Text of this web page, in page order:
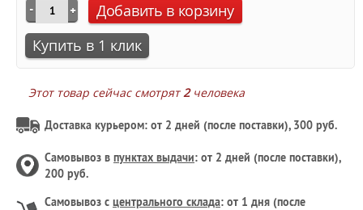
Добавить в корзину
Купить в 1 клик
Этот товар сейчас смотрят2человека
Доставка курьером: от 2 дней (после поставки), 300 руб.
Самовывоз в пунктах выдачи: от 2 дней (после поставки),
200 руб.
Самовывоз с центрального склада: от 1 дня (после